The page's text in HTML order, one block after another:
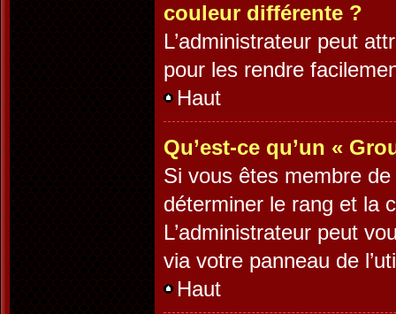
couleur différente ?
L’administrateur peut
pour les rendre
Haut
Qu’est-ce qu’un «
Si vous êtes membre
déterminer le rang et la
L’administrateur peut
via votre panneau de
Haut